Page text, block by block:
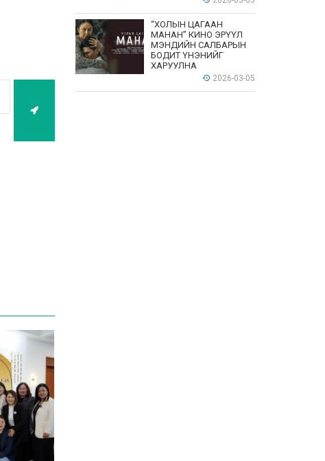
“ХОЛЫН ЦАГААН
МАНАН” КИНО ЭРҮҮЛ
МЭНДИЙН САЛБАРЫН
БОДИТ ҮНЭНИЙГ
ХАРУУЛНА
2026-03-05